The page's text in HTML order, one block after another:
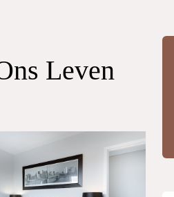
Leven